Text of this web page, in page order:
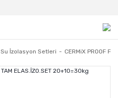
Su İzolasyon Setleri CERMiX PROOF